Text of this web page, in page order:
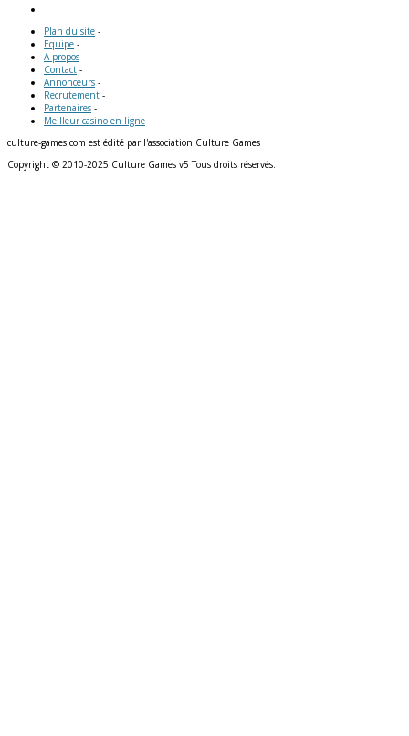
Plan du site -
Equipe -
A propos -
Contact -
Annonceurs -
Recrutement -
Partenaires -
Meilleur casino en ligne
culture-games.com est édité par l'association Culture Games
Copyright © 2010-2025 Culture Games v5 Tous droits réservés.